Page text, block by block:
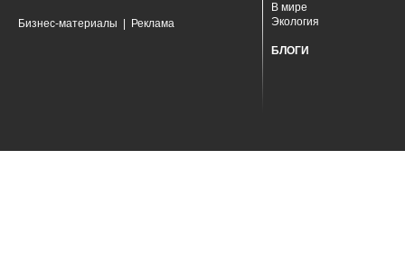
Бизнес-материалы Реклама
В мире
Экология
БЛОГИ